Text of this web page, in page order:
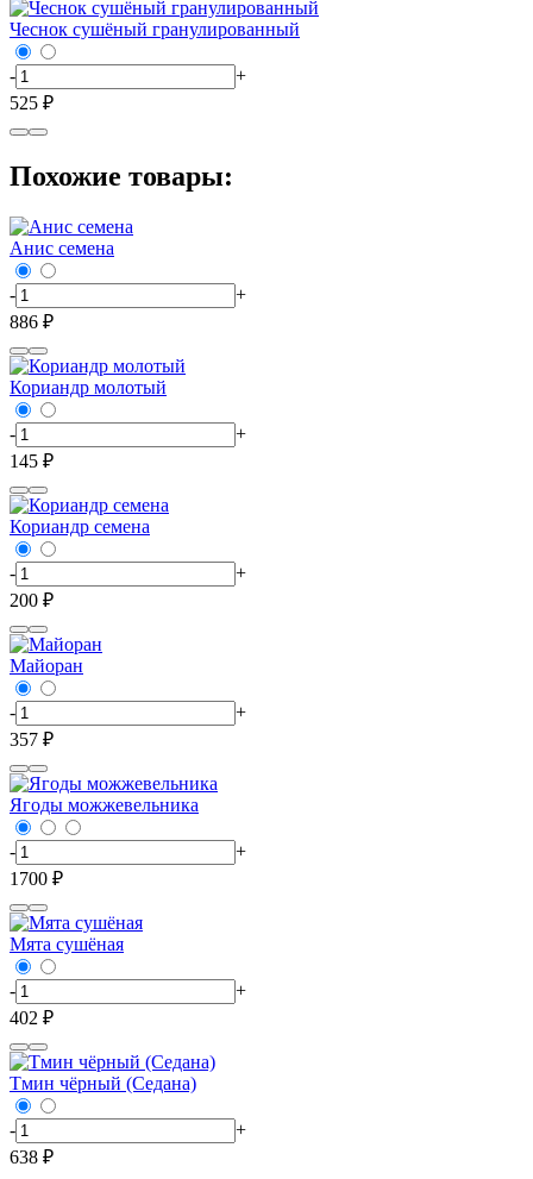
Чеснок сушёный гранулированный
-
+
525 ₽
Похожие товары:
Анис семена
-
+
886 ₽
Кориандр молотый
-
+
145 ₽
Кориандр семена
-
+
200 ₽
Майоран
-
+
357 ₽
Ягоды можжевельника
-
+
1700 ₽
Мята сушёная
-
+
402 ₽
Тмин чёрный (Седана)
-
+
638 ₽